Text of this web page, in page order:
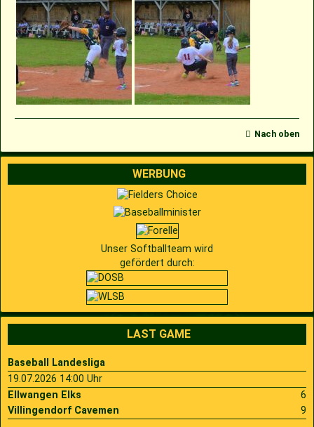
Nach oben
WERBUNG
Unser Softballteam wird
gefördert durch:
LAST GAME
Baseball Landesliga
19.07.2026 14:00 Uhr
Ellwangen Elks
6
Villingendorf Cavemen
9